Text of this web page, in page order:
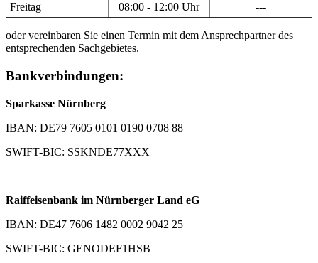
Freitag
08:00 - 12:00 Uhr ---
oder vereinbaren Sie einen Termin mit dem Ansprechpartner des
entsprechenden Sachgebietes.
Bankverbindungen:
Sparkasse Nürnberg
IBAN: DE79 7605 0101 0190 0708 88
SWIFT-BIC: SSKNDE77XXX
Raiffeisenbank im Nürnberger Land eG
IBAN: DE47 7606 1482 0002 9042 25
SWIFT-BIC: GENODEF1HSB